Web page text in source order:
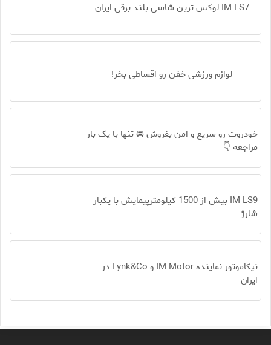
IM LS7 لوکس ترین شاسی بلند برقی ایران
لوازم ورزشی خفن رو اقساطی بخر!
خودروت رو سریع و امن بفروش 🚘 تنها با یک بار
مراجعه 👇
IM LS9 بیش از 1500 کیلومترپیمایش با یکبار
شارژ
نیکاموتور نماینده IM Motor و Lynk&Co در
ایران